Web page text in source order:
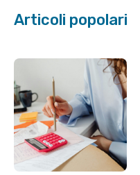
Articoli popolari